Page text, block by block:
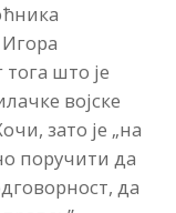
што је
војске
зато је „на
поручити да
да